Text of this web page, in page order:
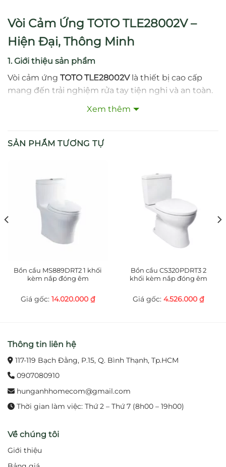
Vòi Cảm Ứng TOTO TLE28002V –
Hiện Đại, Thông Minh
1. Giới thiệu sản phẩm
Vòi cảm ứng TOTO TLE28002Vlà thiết bị cao cấp
mang đến trải nghiệm rửa tay tiện nghi và an toàn.
mặt sáng bóng, phù hợp với nhiều kiểu chậu rửa và
kết hợp tính năng tự động, vừa tiện lợi vừa đẳng
cấp.
3. Chất liệu cao cấp
chất, đảm bảo độ bền chắc và an toàn cho người
dùng. Bề mặt phủCr-Ni sáng bónggiúp sản phẩm
chống ăn mòn, chống oxy hóa và dễ dàng vệ sinh.
tay.
Thiết kế sang trọng, tinh tế.
Chất liệu đồng thau bền chắc, an toàn.
Tiết kiệm nước, thân thiện môi trường.
5. Thông số kỹ thuật
Xem thêm
SẢN PHẨM TƯƠNG TỰ
Bồn cầu MS889DRT2 1 khối
kèm nắp đóng êm
14.020.000 ₫
Bồn cầu CS320PDRT3 2
khối kèm nắp đóng êm
4.526.000 ₫
Thông tin liên hệ
117-119 Bạch Đằng, P.15, Q. Bình Thạnh, Tp.HCM
0907080910
hunganhhomecom@gmail.com
Thời gian làm việc: Thứ 2 – Thứ 7 (8h00 – 19h00)
Về chúng tôi
Giới thiệu